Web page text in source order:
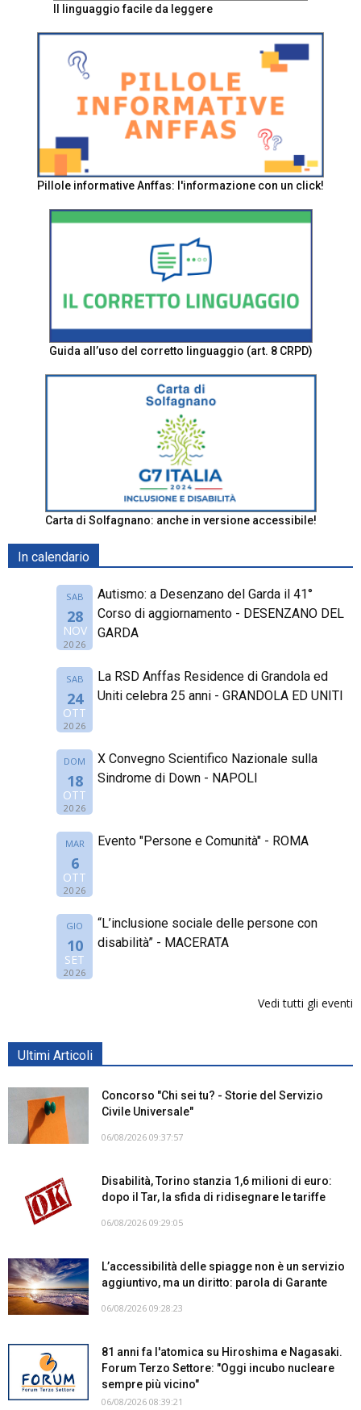
Il linguaggio facile da leggere
Pillole informative Anffas: l'informazione con un click!
Guida all’uso del corretto linguaggio (art. 8 CRPD)
Carta di Solfagnano: anche in versione accessibile!
In calendario
SAB
28
NOV
2026
Autismo: a Desenzano del Garda il 41°
Corso di aggiornamento - DESENZANO DEL
GARDA
SAB
24
OTT
2026
La RSD Anffas Residence di Grandola ed
Uniti celebra 25 anni - GRANDOLA ED UNITI
DOM
18
OTT
2026
X Convegno Scientifico Nazionale sulla
Sindrome di Down - NAPOLI
MAR
6
OTT
2026
Evento "Persone e Comunità" - ROMA
GIO
10
SET
2026
“L’inclusione sociale delle persone con
disabilità” - MACERATA
Vedi tutti gli eventi
Ultimi Articoli
Concorso "Chi sei tu? - Storie del Servizio
Civile Universale"
06/08/2026 09:37:57
Disabilità, Torino stanzia 1,6 milioni di euro:
dopo il Tar, la sfida di ridisegnare le tariffe
06/08/2026 09:29:05
L’accessibilità delle spiagge non è un servizio
aggiuntivo, ma un diritto: parola di Garante
06/08/2026 09:28:23
81 anni fa l'atomica su Hiroshima e Nagasaki.
Forum Terzo Settore: "Oggi incubo nucleare
sempre più vicino"
06/08/2026 08:39:21